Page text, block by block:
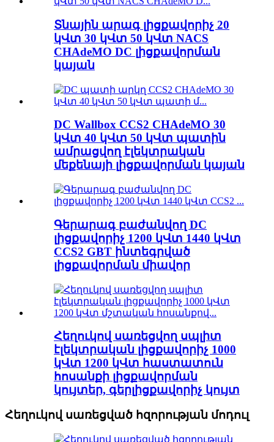
Տնային արագ լիցքավորիչ 20
կՎտ 30 կՎտ 50 կՎտ NACS
CHAdeMO DC լիցքավորման
կայան
DC Wallbox CCS2 CHAdeMO 30
կՎտ 40 կՎտ 50 կՎտ պատին
ամրացվող էլեկտրական
մեքենայի լիցքավորման կայան
Գերարագ բաժանվող DC
լիցքավորիչ 1200 կՎտ 1440 կՎտ
CCS2 GBT ինտեգրված
լիցքավորման միավոր
Հեղուկով սառեցվող սպլիտ
էլեկտրական լիցքավորիչ 1000
կՎտ 1200 կՎտ հաստատուն
հոսանքի լիցքավորման
կույտեր, գերլիցքավորիչ կույտ
Հեղուկով սառեցված հզորության մոդուլ